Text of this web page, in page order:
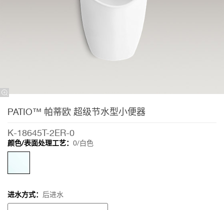
水型小
PATIO™ 帕蒂欧 超级节水型小便器
K-18645T-2ER-0
颜色/表面处理工艺： 0/白色
进水方式： 后进水